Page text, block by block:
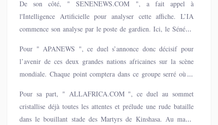
confrontations directes, ce sera le 13e duel entre les deux
équipes. Le Sénégal domine au nombre de victoires avec 5
succès contre 2 défaites, pour 5 matchs nuls.
De son côté, " SENENEWS.COM ", a fait appel à
l'Intelligence Artificielle pour analyser cette affiche. L’IA
commence son analyse par le poste de gardien. Ici, le Sénégal
régulier au haut niveau. La RDC, solide défensivement dans
son ensemble, n’affiche pas la même garantie individuelle. En
défense, la balance s’équilibre. Le Sénégal s’appuie sur des
cadres comme Kalidou Koulibaly et Moussa Niakhate, habitués
aux grandes compétitions, tandis que la RDC aligne des profils
athlétiques et rugueux tels que Chancel Mbemba et Arthur
Pour " APANEWS ", ce duel s’annonce donc décisif pour
l’avenir de ces deux grandes nations africaines sur la scène
mondiale. Chaque point comptera dans ce groupe serré où la
opposition historique entre Sénégal et RDC
Pour sa part, " ALLAFRICA.COM ", ce duel au sommet
cristallise déjà toutes les attentes et prélude une rude bataille
dans le bouillant stade des Martyrs de Kinshasa. Au match